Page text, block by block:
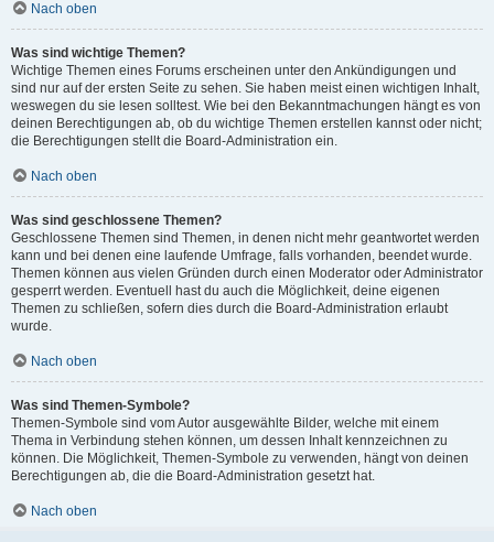
Nach oben
Was sind wichtige Themen?
Wichtige Themen eines Forums erscheinen unter den Ankündigungen und
sind nur auf der ersten Seite zu sehen. Sie haben meist einen wichtigen Inhalt,
weswegen du sie lesen solltest. Wie bei den Bekanntmachungen hängt es von
deinen Berechtigungen ab, ob du wichtige Themen erstellen kannst oder nicht;
die Berechtigungen stellt die Board-Administration ein.
Nach oben
Was sind geschlossene Themen?
Geschlossene Themen sind Themen, in denen nicht mehr geantwortet werden
kann und bei denen eine laufende Umfrage, falls vorhanden, beendet wurde.
Themen können aus vielen Gründen durch einen Moderator oder Administrator
gesperrt werden. Eventuell hast du auch die Möglichkeit, deine eigenen
Themen zu schließen, sofern dies durch die Board-Administration erlaubt
wurde.
Nach oben
Was sind Themen-Symbole?
Themen-Symbole sind vom Autor ausgewählte Bilder, welche mit einem
Thema in Verbindung stehen können, um dessen Inhalt kennzeichnen zu
können. Die Möglichkeit, Themen-Symbole zu verwenden, hängt von deinen
Berechtigungen ab, die die Board-Administration gesetzt hat.
Nach oben